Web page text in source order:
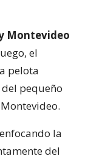
Montevideo
el
pelota
pequeño
la
del